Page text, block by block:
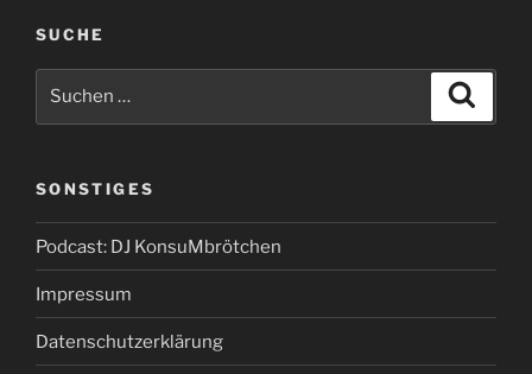
SUCHE
SONSTIGES
Podcast: DJ KonsuMbrötchen
Impressum
Datenschutzerklärung